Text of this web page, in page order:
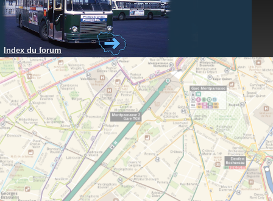
Index du forum